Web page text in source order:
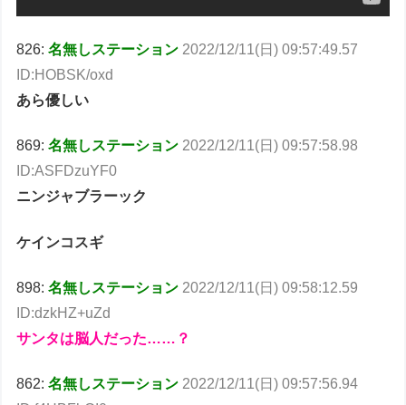
826:名無しステーション 2022/12/11(日) 09:57:49.57
ID:HOBSK/oxd
あら優しい
869:名無しステーション 2022/12/11(日) 09:57:58.98
ID:ASFDzuYF0
ニンジャブラーック
ケインコスギ
898:名無しステーション 2022/12/11(日) 09:58:12.59
ID:dzkHZ+uZd
サンタは脳人だった……？
862:名無しステーション 2022/12/11(日) 09:57:56.94